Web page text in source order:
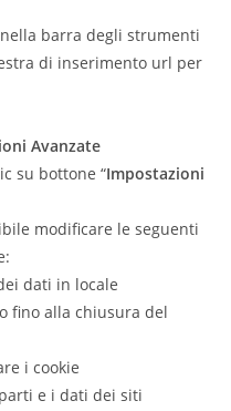
barra degli strumenti
di inserimento url per
Avanzate
su bottone “Impostazioni
modificare le seguenti
dati in locale
fino alla chiusura del
i cookie
e i dati dei siti